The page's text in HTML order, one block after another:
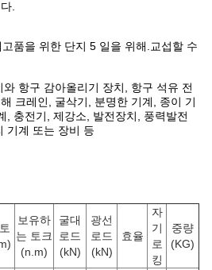
.
품을 위한 단지 5 일을 위해.교섭할 수
항구 감아올리기 장치, 항구 석유 전
크레인, 굴삭기, 분명한 기계, 종이 기
, 충전기, 제강소, 발전장치, 풍력발전
기계 또는 장비 등
보유하
는 토크
(n.m)
굴대
로드
(kN)
광선
로드
(kN)
효율
자
기
로
킹
중량
(KG)